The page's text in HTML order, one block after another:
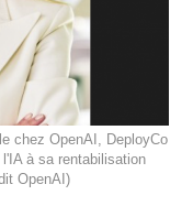
chez OpenAI, DeployCo
à sa rentabilisation
OpenAI)